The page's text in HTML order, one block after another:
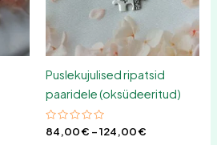
Puslekujulised ripatsid
paaridele (oksüdeeritud)
Hinnanguga
0
84,00€ –124,00€
Valikuid
saab
teha